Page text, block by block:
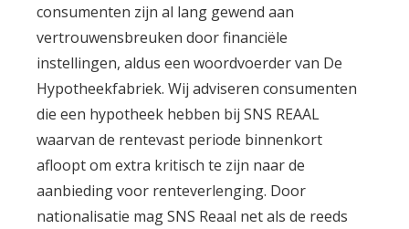
consumenten zijn al lang gewend aan
vertrouwensbreuken door financiële
instellingen, aldus een woordvoerder van De
Hypotheekfabriek. Wij adviseren consumenten
die een hypotheek hebben bij SNS REAAL
waarvan de rentevast periode binnenkort
afloopt om extra kritisch te zijn naar de
aanbieding voor renteverlenging. Door
nationalisatie mag SNS Reaal net als de reeds